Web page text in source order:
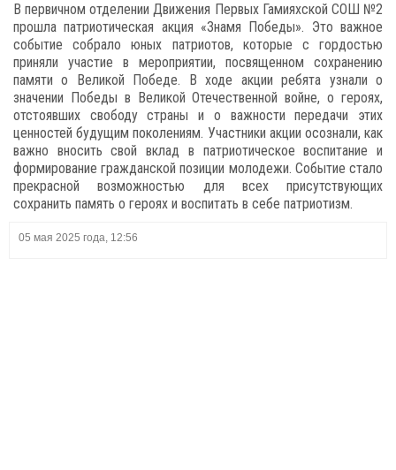
В первичном отделении Движения Первых Гамияхской СОШ №2
прошла патриотическая акция «Знамя Победы». Это важное
событие собрало юных патриотов, которые с гордостью
приняли участие в мероприятии, посвященном сохранению
памяти о Великой Победе. В ходе акции ребята узнали о
значении Победы в Великой Отечественной войне, о героях,
отстоявших свободу страны и о важности передачи этих
ценностей будущим поколениям. Участники акции осознали, как
важно вносить свой вклад в патриотическое воспитание и
формирование гражданской позиции молодежи. Событие стало
прекрасной возможностью для всех присутствующих
сохранить память о героях и воспитать в себе патриотизм.
05 мая 2025 года, 12:56